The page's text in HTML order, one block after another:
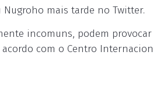
mais tarde no Twitter.
incomuns, podem
com o Centro